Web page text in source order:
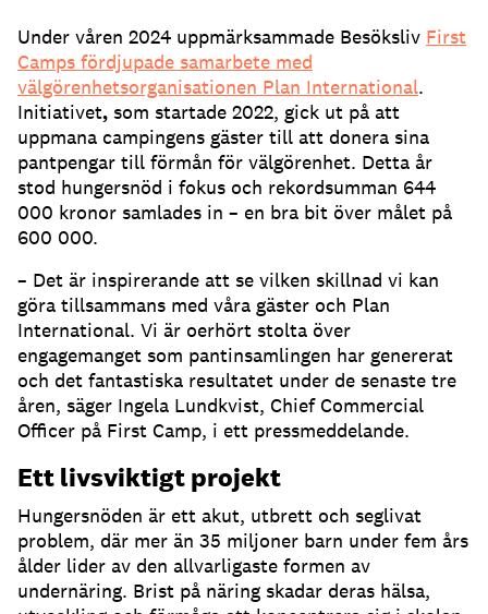
Under våren 2024 uppmärksammade Besöksliv First
Camps fördjupade samarbete med
välgörenhetsorganisationen Plan International.
Initiativet, som startade 2022, gick ut på att
uppmana campingens gäster till att donera sina
pantpengar till förmån för välgörenhet. Detta år
stod hungersnöd i fokus och rekordsumman 644
000 kronor samlades in – en bra bit över målet på
600 000.
– Det är inspirerande att se vilken skillnad vi kan
göra tillsammans med våra gäster och Plan
International. Vi är oerhört stolta över
engagemanget som pantinsamlingen har genererat
och det fantastiska resultatet under de senaste tre
åren, säger Ingela Lundkvist, Chief Commercial
Officer på First Camp, i ett pressmeddelande.
Ett livsviktigt projekt
Hungersnöden är ett akut, utbrett och seglivat
problem, där mer än 35 miljoner barn under fem års
ålder lider av den allvarligaste formen av
undernäring. Brist på näring skadar deras hälsa,